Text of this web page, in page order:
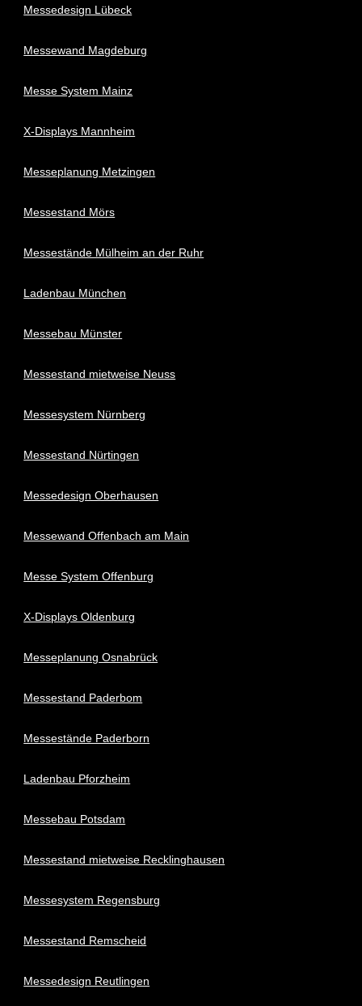
Messedesign Lübeck
Messewand Magdeburg
Messe System Mainz
X-Displays Mannheim
Messeplanung Metzingen
Messestand Mörs
Messestände Mülheim an der Ruhr
Ladenbau München
Messebau Münster
Messestand mietweise Neuss
Messesystem Nürnberg
Messestand Nürtingen
Messedesign Oberhausen
Messewand Offenbach am Main
Messe System Offenburg
X-Displays Oldenburg
Messeplanung Osnabrück
Messestand Paderbom
Messestände Paderborn
Ladenbau Pforzheim
Messebau Potsdam
Messestand mietweise Recklinghausen
Messesystem Regensburg
Messestand Remscheid
Messedesign Reutlingen